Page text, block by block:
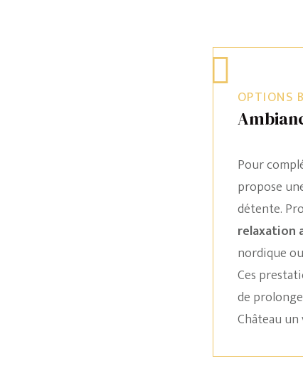
OPTIONS
Pour
propose
détente.
relaxation
nordique
Ces
de
Château